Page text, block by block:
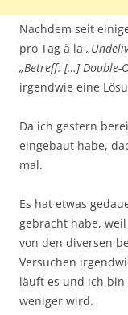
Nachdem seit
pro Tag à la
„Betreff: […] Double-
irgendwie eine
Da ich gestern
eingebaut habe,
mal.
Es hat etwas
gebracht habe,
von den diversen
Versuchen
läuft es und ich
weniger wird.